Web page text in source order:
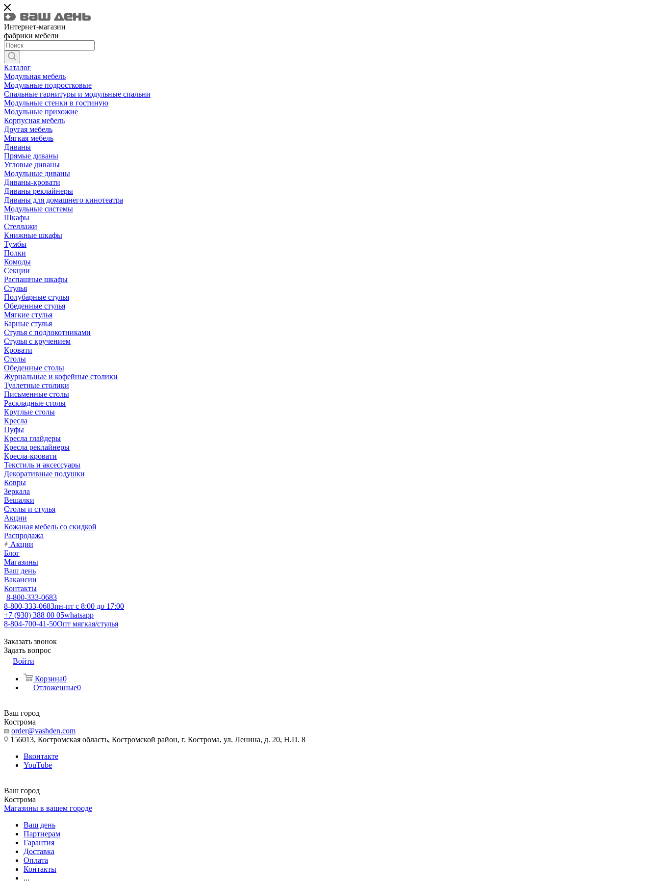
Интернет-магазин
фабрики мебели
Каталог
Модульная мебель
Модульные подростковые
Спальные гарнитуры и модульные спальни
Модульные стенки в гостиную
Модульные прихожие
Корпусная мебель
Другая мебель
Мягкая мебель
Диваны
Прямые диваны
Угловые диваны
Модульные диваны
Диваны-кровати
Диваны реклайнеры
Диваны для домашнего кинотеатра
Модульные системы
Шкафы
Стеллажи
Книжные шкафы
Тумбы
Полки
Комоды
Секции
Распашные шкафы
Стулья
Полубарные стулья
Обеденные стулья
Мягкие стулья
Барные стулья
Стулья с подлокотниками
Стулья с кручением
Кровати
Столы
Обеденные столы
Журнальные и кофейные столики
Туалетные столики
Письменные столы
Раскладные столы
Круглые столы
Кресла
Пуфы
Кресла глайдеры
Кресла реклайнеры
Кресла-кровати
Текстиль и аксессуары
Декоративные подушки
Ковры
Зеркала
Вешалки
Столы и стулья
Акции
Кожаная мебель со скидкой
Распродажа
Акции
Блог
Магазины
Ваш день
Вакансии
Контакты
8-800-333-0683
8-800-333-0683пн-пт с 8:00 до 17:00
+7 (930) 388 00 05whatsapp
8-804-700-41-50Опт мягкая/стулья
Заказать звонок
Задать вопрос
Войти
Корзина0
Отложенные0
Ваш город
Кострома
order@vashden.com
156013, Костромская область, Костромской район, г. Кострома, ул. Ленина, д. 20, Н.П. 8
Вконтакте
YouTube
Ваш город
Кострома
Магазины в вашем городе
Ваш день
Партнерам
Гарантия
Доставка
Оплата
Контакты
...